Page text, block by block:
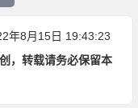
年8月15日 19:43:23
，转载请务必保留本